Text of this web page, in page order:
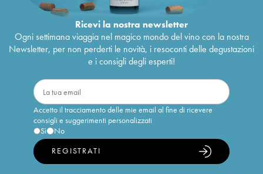
Ricevi la nostra newsletter
Ogni settimana viaggia nel magico mondo del vino con la nostra
Newsletter, per non perderti le novità, i resoconti delle degustazioni
e i consigli degli esperti!
Accetto il tracciamento delle mie email al fine di ricevere
consigli e suggerimenti personalizzati
Sì
No
REGISTRATI